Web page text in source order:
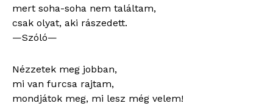
mert soha-soha nem találtam,
csak olyat, aki rászedett.
—Szóló—
Nézzetek meg jobban,
mi van furcsa rajtam,
mondjátok meg, mi lesz még velem!